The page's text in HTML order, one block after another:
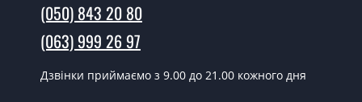
Чи можна на сьогодні викликати
замірника?
Так можна.
(050) 843 20 80
(063) 999 26 97
Дзвінки приймаємо з 9.00 до 21.00 кожного дня